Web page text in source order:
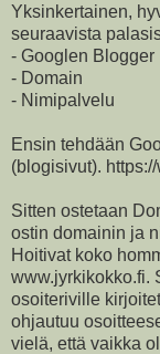
Yksinkertainen,
seuraavista
- Googlen Blogger
- Domain
- Nimipalvelu
Ensin tehdään
(blogisivut).
Sitten ostetaan
ostin domainin ja
Hoitivat koko
www.jyrkikokko.fi.
osoiteriville
ohjautuu
vielä, että vaikka